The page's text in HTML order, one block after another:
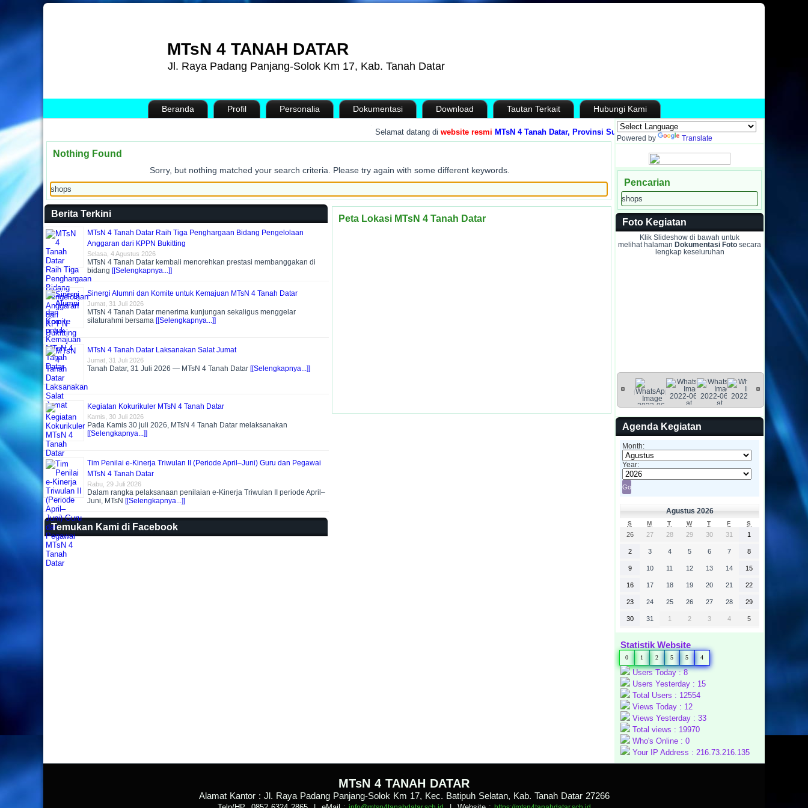
MTsN 4 TANAH DATAR
Jl. Raya Padang Panjang-Solok Km 17, Kab. Tanah Datar
Beranda Profil Personalia Dokumentasi Download Tautan Terkait Hubungi Kami
Selamat datang diwebsite resmi MTsN 4 Tanah Datar, Provinsi Sumatera Barat Media Informasi dan Sarana Komunikasi
Nothing Found
Sorry, but nothing matched your search criteria. Please try again with some different keywords.
Berita Terkini
MTsN 4 Tanah Datar Raih Tiga Penghargaan Bidang Pengelolaan
Anggaran dari KPPN Bukitting
Selasa, 4 Agustus 2026
MTsN 4 Tanah Datar kembali menorehkan prestasi membanggakan di
bidang [[Selengkapnya...]]
Sinergi Alumni dan Komite untuk Kemajuan MTsN 4 Tanah Datar
Jumat, 31 Juli 2026
MTsN 4 Tanah Datar menerima kunjungan sekaligus menggelar
silaturahmi bersama [[Selengkapnya...]]
MTsN 4 Tanah Datar Laksanakan Salat Jumat
Jumat, 31 Juli 2026
Tanah Datar, 31 Juli 2026 — MTsN 4 Tanah Datar [[Selengkapnya...]]
Kegiatan Kokurikuler MTsN 4 Tanah Datar
Kamis, 30 Juli 2026
Pada Kamis 30 juli 2026, MTsN 4 Tanah Datar melaksanakan
[[Selengkapnya...]]
Tim Penilai e-Kinerja Triwulan II (Periode April–Juni) Guru dan Pegawai
MTsN 4 Tanah Datar
Rabu, 29 Juli 2026
Dalam rangka pelaksanaan penilaian e-Kinerja Triwulan II periode April–
Juni, MTsN [[Selengkapnya...]]
Temukan Kami di Facebook
Peta Lokasi MTsN 4 Tanah Datar
Powered by Translate
Pencarian
Foto Kegiatan
Klik Slideshow di bawah untuk
melihat halaman Dokumentasi Foto secara
lengkap keseluruhan
Agenda Kegiatan
Month:
Year:
Agustus 2026
S M T W T F S
26 27 28 29 30 31 1
2 3 4 5 6 7 8
9 10 11 12 13 14 15
16 17 18 19 20 21 22
23 24 25 26 27 28 29
30 31 1 2 3 4 5
Statistik Website
0 1 2 5 5 4
Users Today : 8
Users Yesterday : 15
Total Users : 12554
Views Today : 12
Views Yesterday : 33
Total views : 19970
Who's Online : 0
Your IP Address : 216.73.216.135
MTsN 4 TANAH DATAR
Alamat Kantor : Jl. Raya Padang Panjang-Solok Km 17, Kec. Batipuh Selatan, Kab. Tanah Datar 27266